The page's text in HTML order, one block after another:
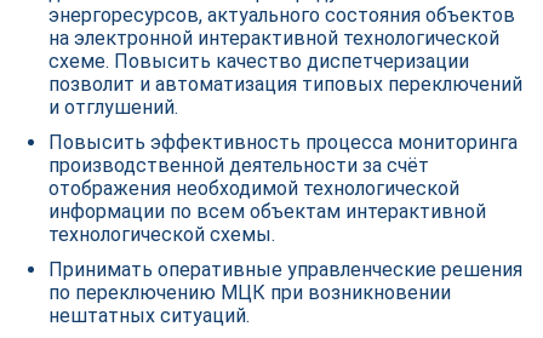
энергоресурсов, актуального состояния объектов
на электронной интерактивной технологической
схеме. Повысить качество диспетчеризации
позволит и автоматизация типовых переключений
и отглушений.
Повысить эффективность процесса мониторинга
производственной деятельности за счёт
отображения необходимой технологической
информации по всем объектам интерактивной
технологической схемы.
Принимать оперативные управленческие решения
по переключению МЦК при возникновении
нештатных ситуаций.